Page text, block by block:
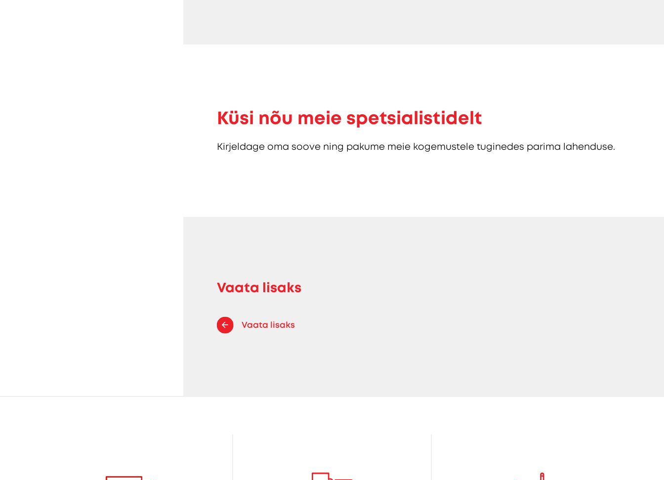
Küsi nõu meie spetsialistidelt
Kirjeldage oma soove ning pakume meie kogemustele tuginedes parima lahenduse.
Vaata lisaks
Vaata lisaks